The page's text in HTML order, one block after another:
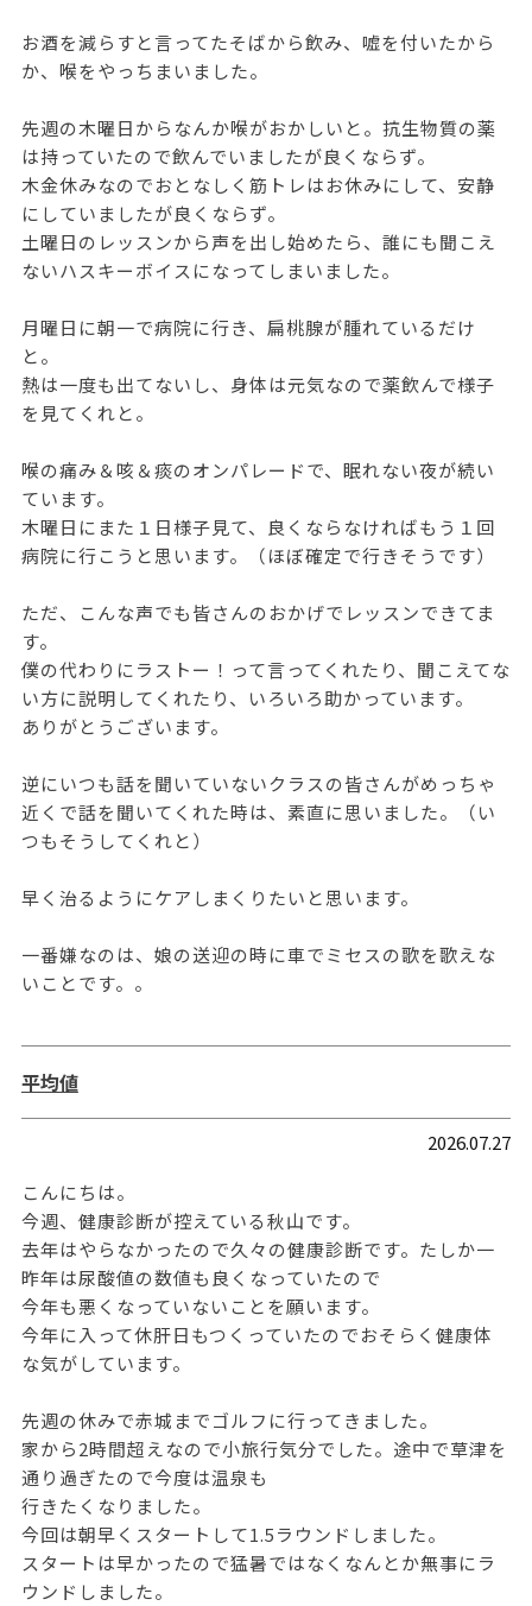
お酒を減らすと言ってたそばから飲み、嘘を付いたから
か、喉をやっちまいました。
先週の木曜日からなんか喉がおかしいと。抗生物質の薬
は持っていたので飲んでいましたが良くならず。
木金休みなのでおとなしく筋トレはお休みにして、安静
にしていましたが良くならず。
土曜日のレッスンから声を出し始めたら、誰にも聞こえ
ないハスキーボイスになってしまいました。
月曜日に朝一で病院に行き、扁桃腺が腫れているだけ
と。
熱は一度も出てないし、身体は元気なので薬飲んで様子
を見てくれと。
喉の痛み＆咳＆痰のオンパレードで、眠れない夜が続い
ています。
木曜日にまた１日様子見て、良くならなければもう１回
病院に行こうと思います。（ほぼ確定で行きそうです）
ただ、こんな声でも皆さんのおかげでレッスンできてま
す。
僕の代わりにラストー！って言ってくれたり、聞こえてな
い方に説明してくれたり、いろいろ助かっています。
ありがとうございます。
逆にいつも話を聞いていないクラスの皆さんがめっちゃ
近くで話を聞いてくれた時は、素直に思いました。（い
つもそうしてくれと）
早く治るようにケアしまくりたいと思います。
一番嫌なのは、娘の送迎の時に車でミセスの歌を歌えな
いことです。。
平均値
2026.07.27
こんにちは。
今週、健康診断が控えている秋山です。
去年はやらなかったので久々の健康診断です。たしか一
昨年は尿酸値の数値も良くなっていたので
今年も悪くなっていないことを願います。
今年に入って休肝日もつくっていたのでおそらく健康体
な気がしています。
先週の休みで赤城までゴルフに行ってきました。
家から2時間超えなので小旅行気分でした。途中で草津を
通り過ぎたので今度は温泉も
行きたくなりました。
今回は朝早くスタートして1.5ラウンドしました。
スタートは早かったので猛暑ではなくなんとか無事にラ
ウンドしました。